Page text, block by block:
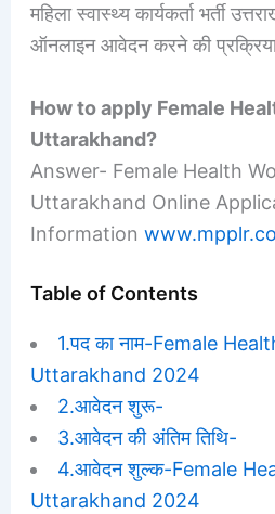
महिला स्वास्थ्य कार्यकर्ता भर्ती
ऑनलाइन आवेदन करने की
How to apply Female
Uttarakhand?
Answer- Female Health
Uttarakhand Online
Information
Table of Contents
1.पद का नाम-Female
Uttarakhand 2024
2.आवेदन शुरू-
3.आवेदन की अंतिम तिथि-
4.आवेदन शुल्क-Female
Uttarakhand 2024